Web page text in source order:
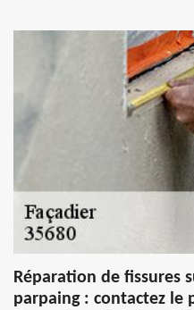
Réparation de fissures
parpaing : contactez le